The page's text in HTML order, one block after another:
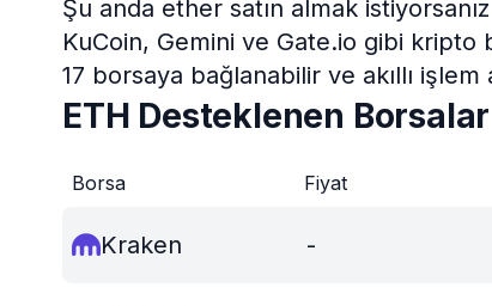
Şu anda ether satın almak
KuCoin, Gemini ve Gate.io gibi kripto
17 borsaya bağlanabilir ve akıllı
ETH Desteklenen Borsalar
Borsa Fiyat
Kraken -